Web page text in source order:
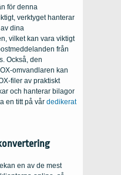
för denna
verktyget hanterar
dina
vilket kan vara viktigt
från
Också, den
omvandlaren kan
filer av praktiskt
och hanterar bilagor
en titt på vår dedikerat
en av de mest